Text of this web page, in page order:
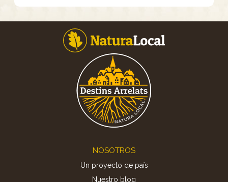
NOSOTROS
Un proyecto de país
Nuestro blog